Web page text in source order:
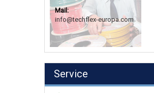
Mail:
info@techflex-europa.com
Service